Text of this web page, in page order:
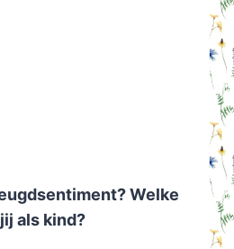
Welke
als kind?